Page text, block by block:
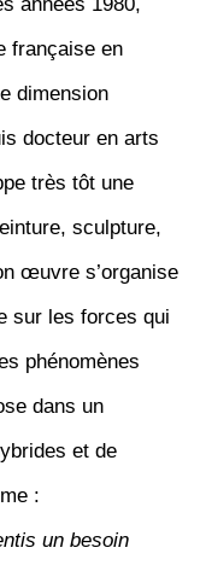
française en
dimension
docteur en arts
très tôt une
sculpture,
œuvre s’organise
sur les forces qui
phénomènes
dans un
et de
:
un besoin